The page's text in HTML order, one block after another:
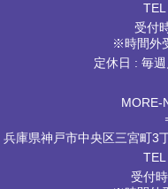
TEL
受付
※時間外
定休日 : 毎
MORE-
兵庫県神戸市中央区三宮町3
TEL
受付